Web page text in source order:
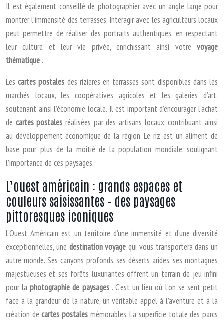
Il est également conseillé de photographier avec un angle large pour
montrer l’immensité des terrasses. Interagir avec les agriculteurs locaux
peut permettre de réaliser des portraits authentiques, en respectant
leur culture et leur vie privée, enrichissant ainsi votre voyage
thématique .
Lescartes postales des rizières en terrasses sont disponibles dans les
marchés locaux, les coopératives agricoles et les galeries d’art,
soutenant ainsi l’économie locale. Il est important d’encourager l’achat
de cartes postalesréalisées par des artisans locaux, contribuant ainsi
au développement économique de la région. Le riz est un aliment de
base pour plus de la moitié de la population mondiale, soulignant
l’importance de ces paysages.
L’ouest américain : grands espaces et
couleurs saisissantes – des paysages
pittoresques iconiques
L’Ouest Américain est un territoire d’une immensité et d’une diversité
exceptionnelles, une destination voyage qui vous transportera dans un
autre monde. Ses canyons profonds, ses déserts arides, ses montagnes
majestueuses et ses forêts luxuriantes offrent un terrain de jeu infini
pour laphotographie de paysages . C’est un lieu où l’on se sent petit
face à la grandeur de la nature, un véritable appel à l’aventure et à la
création decartes postales mémorables. La superficie totale des parcs